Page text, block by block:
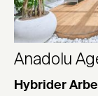
Anadolu
Hybrider